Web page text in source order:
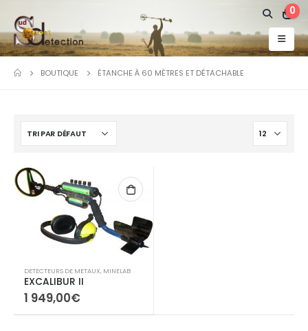
0
BOUTIQUE ÉTANCHE À 60 MÈTRES ET DÉTACHABLE
DETECTEURS DE METAUX, MINELAB
EXCALIBUR II
1 949,00€